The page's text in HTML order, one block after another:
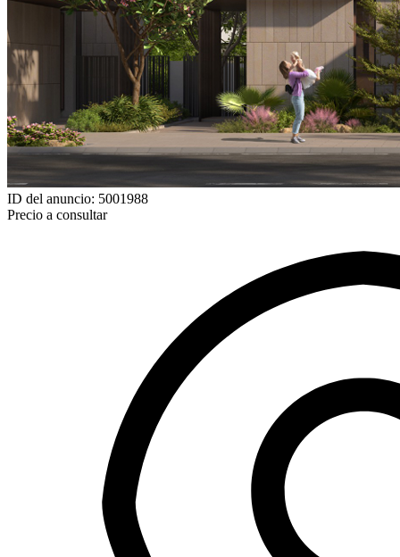
ID del anuncio: 5001988
Precio a consultar